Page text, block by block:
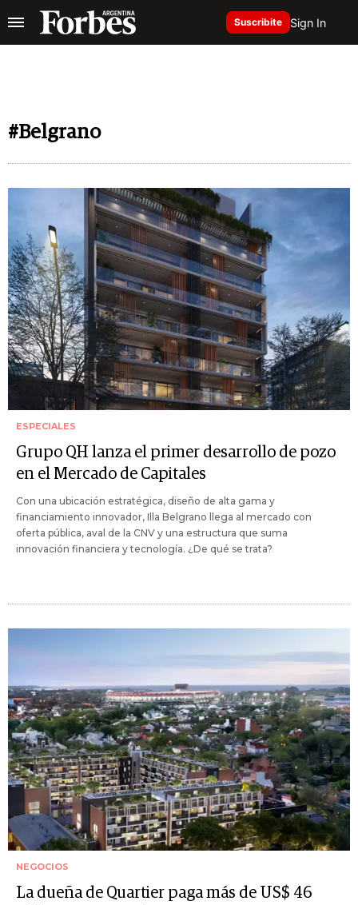
Suscribite Sign In
#Belgrano
ESPECIALES
Grupo QH lanza el primer desarrollo de pozo
en el Mercado de Capitales
Con una ubicación estratégica, diseño de alta gama y
financiamiento innovador, Illa Belgrano llega al mercado con
oferta pública, aval de la CNV y una estructura que suma
innovación financiera y tecnología. ¿De qué se trata?
NEGOCIOS
La dueña de Quartier paga más de US$ 46